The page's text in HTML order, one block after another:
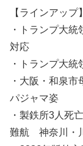
【ラインアップ】
・トランプ大
対応
・トランプ大
・大阪・和泉
パジャマ姿
・製鉄所3人死
難航 神奈川・